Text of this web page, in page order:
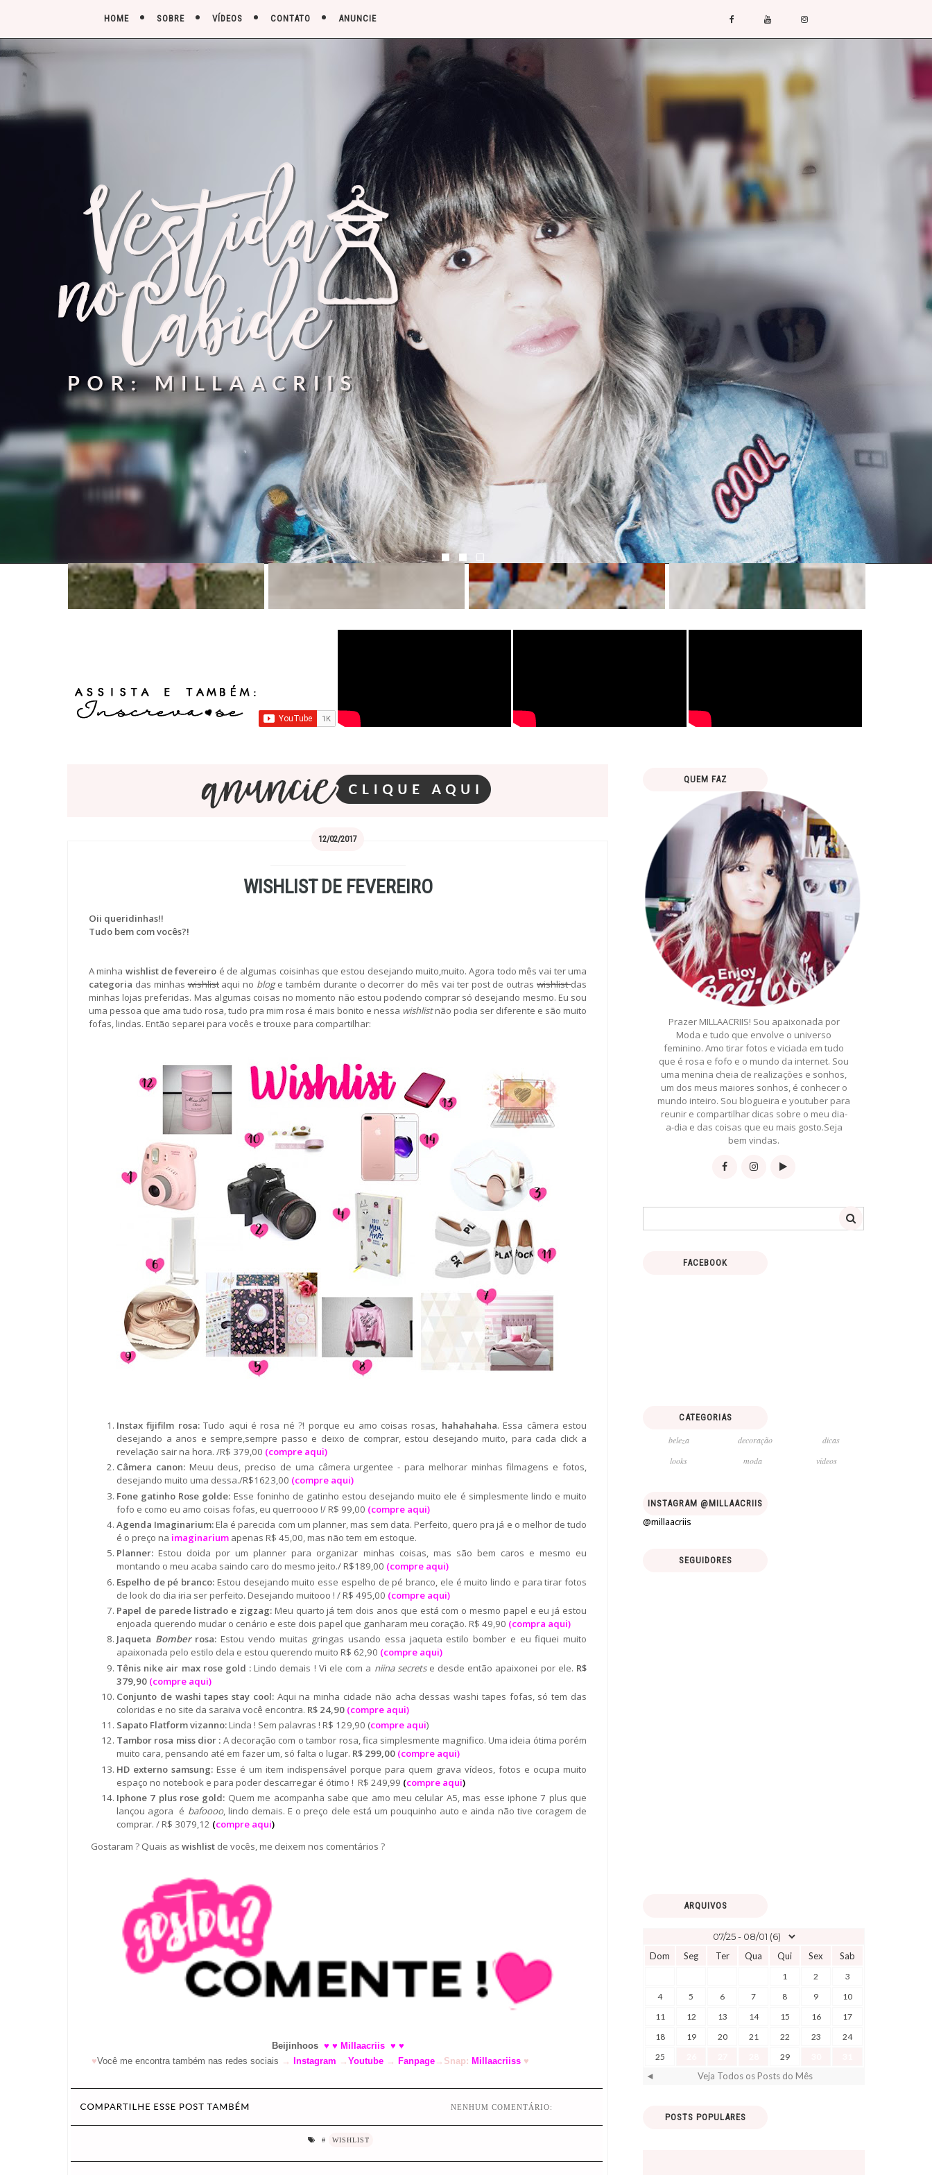
HOME SOBRE VÍDEOS CONTATO ANUNCIE
12/02/2017
WISHLIST DE FEVEREIRO
Oii queridinhas!!
Tudo bem com vocês?!
A minha wishlist de fevereiro é de algumas coisinhas que estou desejando muito,muito. Agora todo mês vai ter uma
categoria das minhaswishlistaqui no bloge também durante o decorrer do mês vai ter post de outraswishlistdas
minhas lojas preferidas. Mas algumas coisas no momento não estou podendo comprar só desejando mesmo. Eu sou
uma pessoa que ama tudo rosa, tudo pra mim rosa é mais bonito e nessa wishlistnão podia ser diferente e são muito
fofas, lindas. Então separei para vocês e trouxe para compartilhar:
Instax fijifilm rosa:Tudo aqui é rosa né ?! porque eu amo coisas rosas, hahahahaha. Essa câmera estou
desejando a anos e sempre,sempre passo e deixo de comprar, estou desejando muito, para cada click a
revelação sair na hora. /R$ 379,00 (compre aqui)
Câmera canon:Meuu deus, preciso de uma câmera urgentee - para melhorar minhas filmagens e fotos,
desejando muito uma dessa./R$1623,00 (compre aqui)
Fone gatinho Rose golde: Esse foninho de gatinho estou desejando muito ele é simplesmente lindo e muito
fofo e como eu amo coisas fofas, eu querroooo !/ R$ 99,00 (compre aqui)
Agenda Imaginarium: Ela é parecida com um planner, mas sem data. Perfeito, quero pra já e o melhor de tudo
é o preço na imaginarium apenas R$ 45,00, mas não tem em estoque.
Planner: Estou doida por um planner para organizar minhas coisas, mas são bem caros e mesmo eu
montando o meu acaba saindo caro do mesmo jeito./ R$189,00 (compre aqui)
Espelho de pé branco: Estou desejando muito esse espelho de pé branco, ele é muito lindo e para tirar fotos
de look do dia iria ser perfeito. Desejando muitooo ! / R$ 495,00 (compre aqui)
Papel de parede listrado e zigzag: Meu quarto já tem dois anos que está com o mesmo papel e eu já estou
enjoada querendo mudar o cenário e este dois papel que ganharam meu coração. R$ 49,90 (compra aqui)
Jaqueta Bomberrosa: Estou vendo muitas gringas usando essa jaqueta estilo bomber e eu fiquei muito
apaixonada pelo estilo dela e estou querendo muito R$ 62,90 (compre aqui)
Tênis nike air max rose gold : Lindo demais ! Vi ele com a niina secretse desde então apaixonei por ele. R$
379,90 (compre aqui)
Conjunto de washi tapes stay cool:Aqui na minha cidade não acha dessas washi tapes fofas, só tem das
coloridas e no site da saraiva você encontra. R$ 24,90 (compre aqui)
Sapato Flatform vizanno: Linda ! Sem palavras ! R$ 129,90 (compre aqui)
Tambor rosa miss dior : A decoração com o tambor rosa, fica simplesmente magnifico. Uma ideia ótima porém
muito cara, pensando até em fazer um, só falta o lugar. R$ 299,00 (compre aqui)
HD externo samsung: Esse é um item indispensável porque para quem grava vídeos, fotos e ocupa muito
espaço no notebook e para poder descarregar é ótimo ! R$ 249,99 (compre aqui)
Iphone 7 plus rose gold: Quem me acompanha sabe que amo meu celular A5, mas esse iphone 7 plus que
lançou agora é bafoooo, lindo demais. E o preço dele está um pouquinho auto e ainda não tive coragem de
comprar. / R$ 3079,12 (compre aqui)
Gostaram ? Quais as wishlist de vocês, me deixem nos comentários ?
Beijinhoos ♥ ♥ Millaacriis ♥ ♥
♥Você me encontra também nas redes sociais → Instagram → Youtube → Fanpage →Snap: Millaacriiss ♥
NENHUM COMENTÁRIO:
# WISHLIST
QUEM FAZ
Prazer MILLAACRIIS! Sou apaixonada por
Moda e tudo que envolve o universo
feminino. Amo tirar fotos e viciada em tudo
que é rosa e fofo e o mundo da internet. Sou
uma menina cheia de realizações e sonhos,
um dos meus maiores sonhos, é conhecer o
mundo inteiro. Sou blogueira e youtuber para
reunir e compartilhar dicas sobre o meu dia-
a-dia e das coisas que eu mais gosto.Seja
bem vindas.
FACEBOOK
CATEGORIAS
beleza decoração
dicas
looks
moda vídeos
INSTAGRAM @MILLAACRIIS
@millaacriis
SEGUIDORES
ARQUIVOS
Dom Seg Ter Qua Qui Sex Sab
1 2
3
4
5 6 7 8 9
10
11
12 13 14 15 16
17
18
19 20 21 22 23
24
25
29
◄ Veja Todos os Posts do Mês
POSTS POPULARES